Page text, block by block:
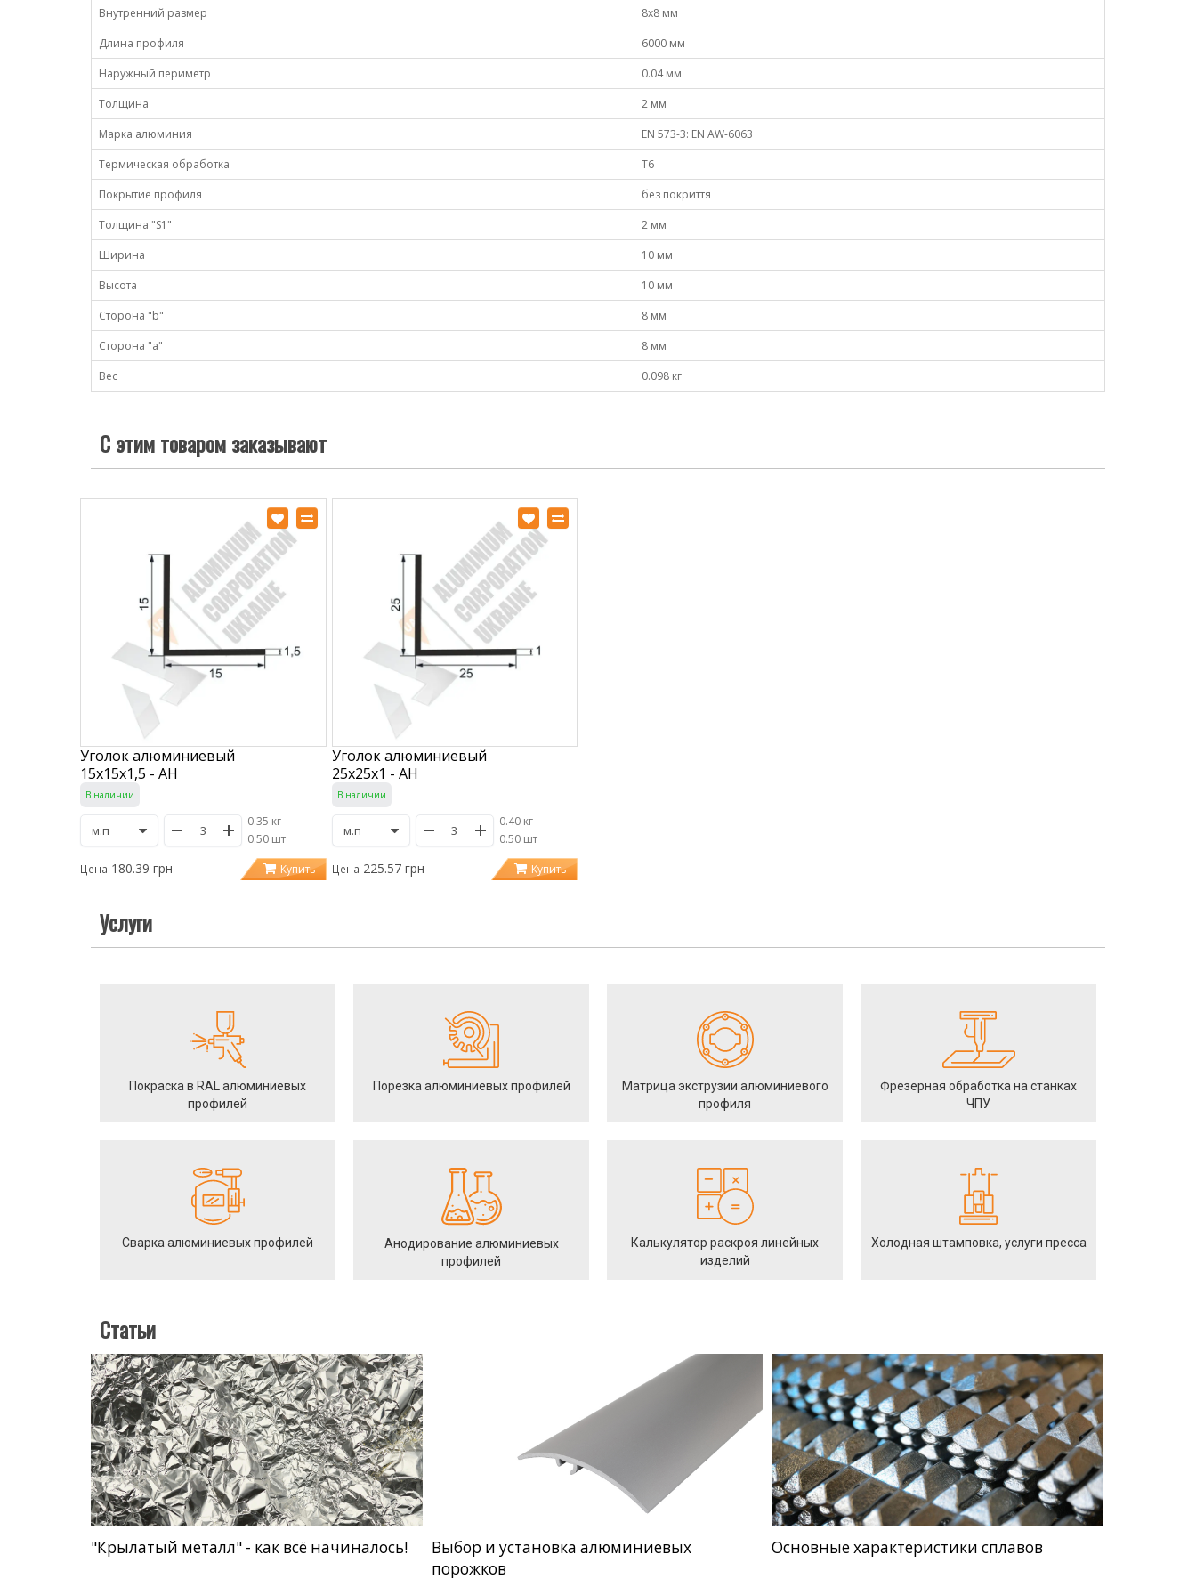
Внутренний размер
8х8 мм
Длина профиля
6000 мм
Наружный периметр
0.04 мм
Толщина
2 мм
Марка алюминия
EN 573-3: EN AW-6063
Термическая обработка
Т6
Покрытие профиля
без покриття
Толщина "S1"
2 мм
Ширина
10 мм
Высота
10 мм
Сторона "b"
8 мм
Сторона "а"
8 мм
Вес
0.098 кг
С этим товаром заказывают
Уголок алюминиевый
15х15х1,5 - АН
В наличии
0.35 кг
/0.50 шт
Цена 180.39 грн Купить
Уголок алюминиевый
25х25х1 - АН
В наличии
0.40 кг
/0.50 шт
Цена 225.57 грн Купить
Услуги
Покраска в RAL алюминиевых
профилей
Порезка алюминиевых профилей
Матрица экструзии алюминиевого
профиля
Фрезерная обработка на станках
ЧПУ
Сварка алюминиевых профилей
Анодирование алюминиевых
профилей
Калькулятор раскроя линейных
изделий
Холодная штамповка, услуги пресса
Статьи
"Крылатый металл" - как всё начиналось!
Выбор и установка алюминиевых
порожков
Основные характеристики сплавов